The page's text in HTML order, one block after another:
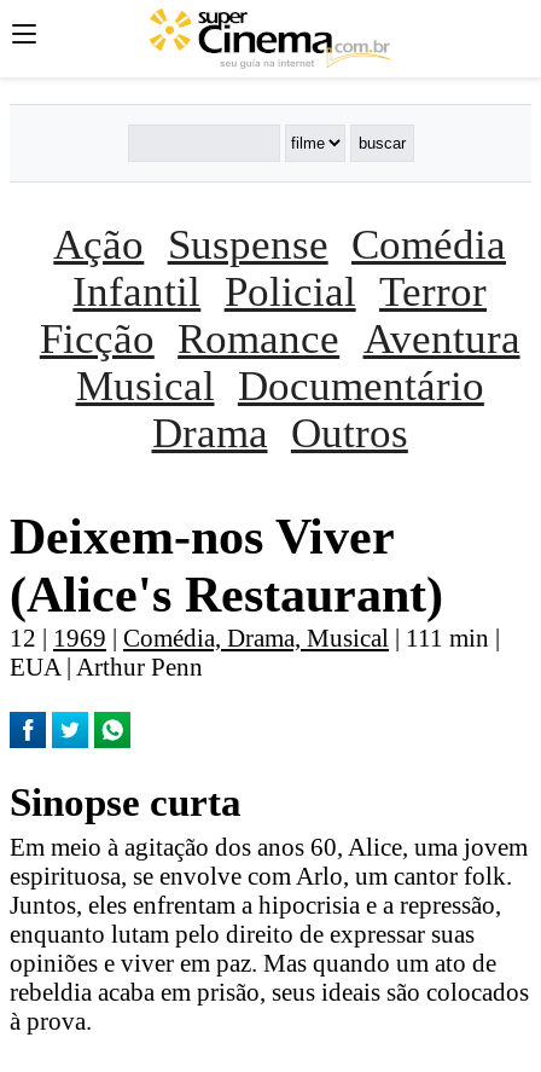
Ação Suspense Comédia
Infantil
Policial Terror
Ficção Romance Aventura
Musical
Documentário
Drama Outros
Deixem-nos Viver
(Alice's Restaurant)
12 | 1969 | Comédia, Drama, Musical | 111 min |
EUA | Arthur Penn
Sinopse curta
Em meio à agitação dos anos 60, Alice, uma jovem
espirituosa, se envolve com Arlo, um cantor folk.
Juntos, eles enfrentam a hipocrisia e a repressão,
enquanto lutam pelo direito de expressar suas
opiniões e viver em paz. Mas quando um ato de
rebeldia acaba em prisão, seus ideais são colocados
à prova.